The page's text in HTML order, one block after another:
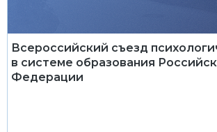
Всероссийский съезд
в системе образования
Федерации